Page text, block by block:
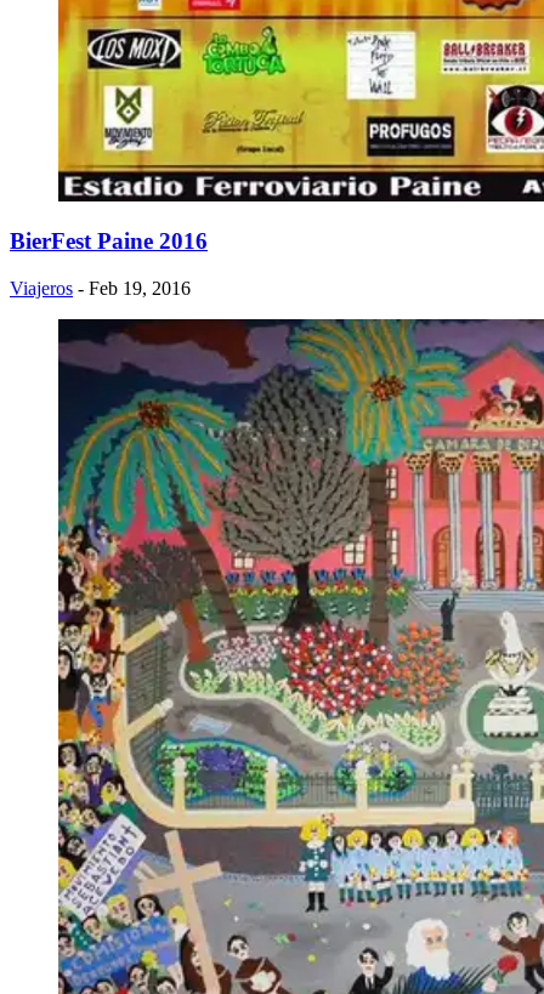
BierFest Paine 2016
Viajeros - Feb 19, 2016